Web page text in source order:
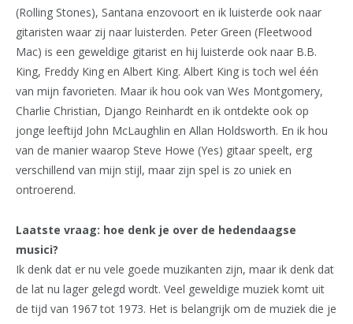
(Rolling Stones), Santana enzovoort en ik luisterde ook naar
gitaristen waar zij naar luisterden. Peter Green (Fleetwood
Mac) is een geweldige gitarist en hij luisterde ook naar B.B.
King, Freddy King en Albert King. Albert King is toch wel één
van mijn favorieten. Maar ik hou ook van Wes Montgomery,
Charlie Christian, Django Reinhardt en ik ontdekte ook op
jonge leeftijd John McLaughlin en Allan Holdsworth. En ik hou
van de manier waarop Steve Howe (Yes) gitaar speelt, erg
verschillend van mijn stijl, maar zijn spel is zo uniek en
ontroerend.
Laatste vraag: hoe denk je over de hedendaagse
musici?
Ik denk dat er nu vele goede muzikanten zijn, maar ik denk dat
de lat nu lager gelegd wordt. Veel geweldige muziek komt uit
de tijd van 1967 tot 1973. Het is belangrijk om de muziek die je